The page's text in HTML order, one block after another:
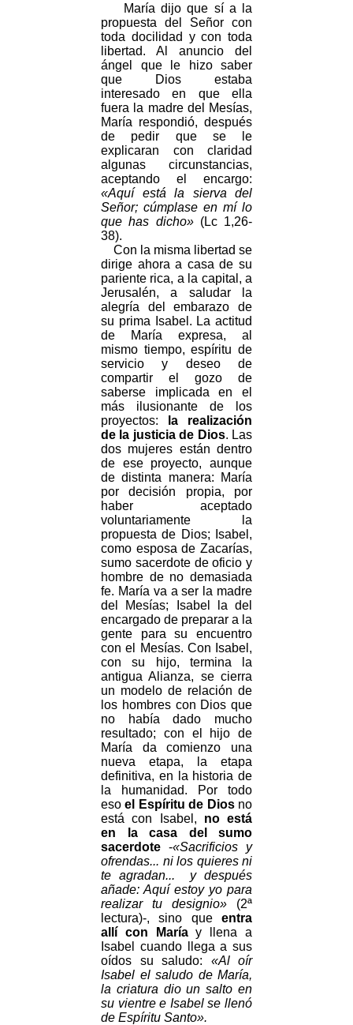
María dijo que sí a la
propuesta del Señor con
toda docilidad y con toda
libertad. Al anuncio del
ángel que le hizo saber
que Dios estaba
interesado en que ella
fuera la madre del Mesías,
María respondió, después
de pedir que se le
explicaran con claridad
algunas circunstancias,
aceptando el encargo:
«Aquí está la sierva del
Señor; cúmplase en mí lo
que has dicho»(Lc 1,26-
38).
Con la misma libertad se
dirige ahora a casa de su
pariente rica, a la capital, a
Jerusalén, a saludar la
alegría del embarazo de
su prima Isabel. La actitud
de María expresa, al
mismo tiempo, espíritu de
servicio y deseo de
compartir el gozo de
saberse implicada en el
más ilusionante de los
proyectos: la realización
de la justicia de Dios. Las
dos mujeres están dentro
de ese proyecto, aunque
de distinta manera: María
por decisión propia, por
haber aceptado
voluntariamente la
propuesta de Dios; Isabel,
como esposa de Zacarías,
sumo sacerdote de oficio y
hombre de no demasiada
fe. María va a ser la madre
del Mesías; Isabel la del
encargado de preparar a la
gente para su encuentro
con el Mesías. Con Isabel,
con su hijo, termina la
antigua Alianza, se cierra
un modelo de relación de
los hombres con Dios que
no había dado mucho
resultado; con el hijo de
María da comienzo una
nueva etapa, la etapa
definitiva, en la historia de
la humanidad. Por todo
esoel Espíritu de Dios no
está con Isabel, no está
en la casa del sumo
sacerdote -«Sacrificios y
ofrendas... ni los quieres ni
te agradan... y después
añade: Aquí estoy yo para
realizar tu designio» (2ª
lectura)-, sino que entra
allí con Maríay llena a
Isabel cuando llega a sus
oídos su saludo: «Al oír
Isabel el saludo de María,
la criatura dio un salto en
su vientre e Isabel se llenó
de Espíritu Santo».